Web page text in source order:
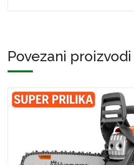
Povezani proizvodi